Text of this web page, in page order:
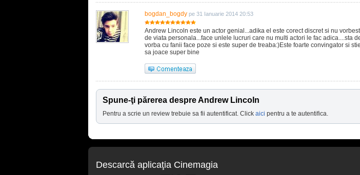
bogdan_bogdy pe 31 Ianuarie 2014 20:53
Andrew Lincoln este un actor genial...adika el este corect discret si nu
de viata personala...face unlele lucruri care nu multi actori le fac adica....sta
vorba cu fanii face poze si este super de treaba:)Este foarte convingator si stie
sa joace super bine
Spune-ţi părerea despre Andrew Lincoln
Pentru a scrie un review trebuie sa fii autentificat. Click aici pentru a te autentifica.
Descarcă aplicaţia Cinemagia